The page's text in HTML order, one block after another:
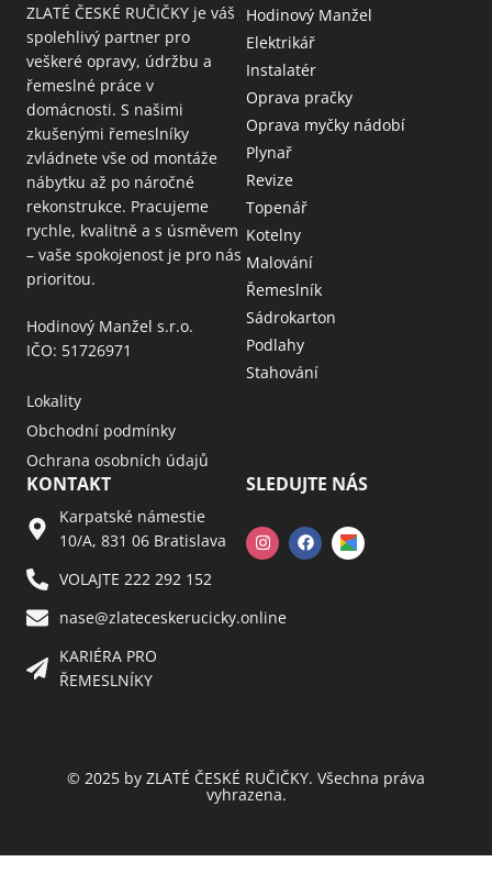
ZLATÉ ČESKÉ RUČIČKY je váš
spolehlivý partner pro
veškeré opravy, údržbu a
řemeslné práce v
domácnosti. S našimi
zkušenými řemeslníky
zvládnete vše od montáže
nábytku až po náročné
rekonstrukce. Pracujeme
rychle, kvalitně a s úsměvem
– vaše spokojenost je pro nás
prioritou.
Hodinový Manžel s.r.o.
IČO: 51726971
Lokality
Obchodní podmínky
Ochrana osobních údajů
Hodinový Manžel
Elektrikář
Instalatér
Oprava pračky
Oprava myčky nádobí
Plynař
Revize
Topenář
Kotelny
Malování
Řemeslník
Sádrokarton
Podlahy
Stahování
KONTAKT
Karpatské námestie
10/A, 831 06 Bratislava
VOLAJTE 222 292 152
nase@zlateceskerucicky.online
KARIÉRA PRO
ŘEMESLNÍKY
SLEDUJTE NÁS
© 2025 by ZLATÉ ČESKÉ RUČIČKY. Všechna práva
vyhrazena.